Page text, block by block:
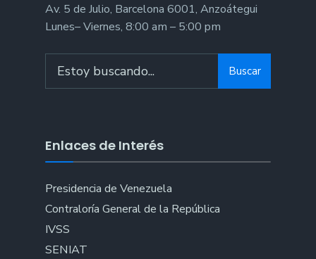
Av. 5 de Julio, Barcelona 6001, Anzoátegui
Lunes– Viernes, 8:00 am – 5:00 pm
for:
Buscar
Enlaces de Interés
Presidencia de Venezuela
Contraloría General de la República
IVSS
SENIAT